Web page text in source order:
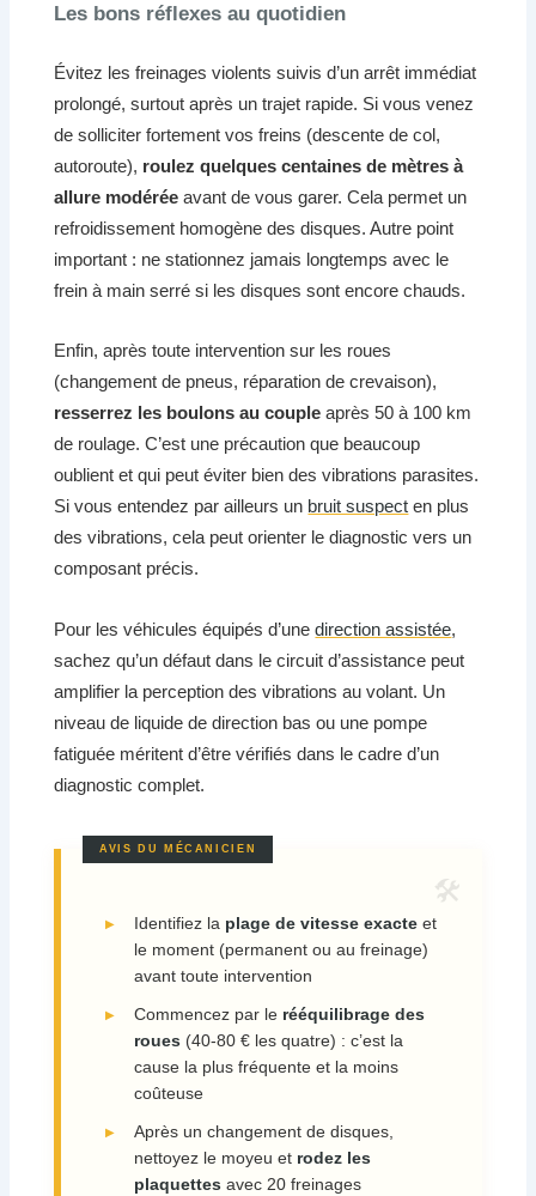
Les bons réflexes au quotidien
Évitez les freinages violents suivis d’un arrêt immédiat
prolongé, surtout après un trajet rapide. Si vous venez
de solliciter fortement vos freins (descente de col,
autoroute), roulez quelques centaines de mètres à
allure modérée avant de vous garer. Cela permet un
refroidissement homogène des disques. Autre point
important : ne stationnez jamais longtemps avec le
frein à main serré si les disques sont encore chauds.
Enfin, après toute intervention sur les roues
(changement de pneus, réparation de crevaison),
resserrez les boulons au couple après 50 à 100 km
de roulage. C’est une précaution que beaucoup
oublient et qui peut éviter bien des vibrations parasites.
Si vous entendez par ailleurs un bruit suspect en plus
des vibrations, cela peut orienter le diagnostic vers un
composant précis.
Pour les véhicules équipés d’unedirection assistée,
sachez qu’un défaut dans le circuit d’assistance peut
amplifier la perception des vibrations au volant. Un
niveau de liquide de direction bas ou une pompe
fatiguée méritent d’être vérifiés dans le cadre d’un
diagnostic complet.
Identifiez la plage de vitesse exacteet
le moment (permanent ou au freinage)
avant toute intervention
Commencez par le rééquilibrage des
roues (40-80 € les quatre) : c’est la
cause la plus fréquente et la moins
coûteuse
Après un changement de disques,
nettoyez le moyeu et rodez les
plaquettes avec 20 freinages